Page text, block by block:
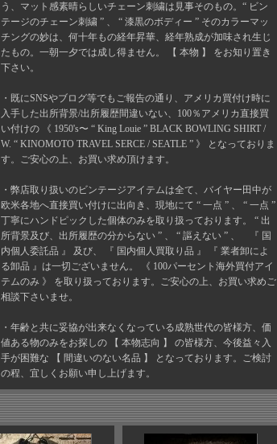
う、マット感素晴らしいチェーン刺繍は見事そのもの。“ ビン
テージのチェーン刺繍 ” 、 “ 漆黒のボディー ” そのカラーマッ
チングの妙は、何十年もの経年昇華、経年熟成が加味され生じ
たもの。一朝一夕では成し得ません。 【 本物 】 をお知り置き
下さい。
・既にSNSやブログ等でもご報告の通り、アメリカ買付け時に
入手した出所背景/出所履歴間違いない、100％アメリカ直接買
い付けの 《 1950's〜 “ King Louie ” BLACK BOWLING SHIRT /
W. “ KINOMOTO TRAVEL SERCE / SEATLE ” 》 となっておりま
す。ご安心の上、お買い求め頂けます。
・弊店取り扱いのビンテージアイテムは全て、バイヤー田中が
欧米各地へ直接買い付けに出向き、現地にて “ 一点 ” 、 “ 一点 ”
丁寧にハンドピックした個体のみを取り扱っております。 “ 出
所背景及び、出所履歴の分からない ” 、 “ 謳えない ” 、 『 国
内個人委託品 』 及び、 『 国内個人買取り品 』 『 業者卸によ
る卸品 』は一切ございません。 《 100パーセント海外買付アイ
テムのみ 》 を取り扱っております。ご安心の上、お買い求めご
相談下さいませ。
・年齢と共に妥協が出来なくなっている成熟世代の皆様方、価
値ある物のみをお探しの 【 本物志向 】 の皆様方、今後益々入
手が困難な 【 間違いのない名品 】 となっております。ご検討
の程、宜しくお願い申し上げます。